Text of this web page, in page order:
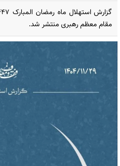
مقام معظم رهبری منتشر شد.